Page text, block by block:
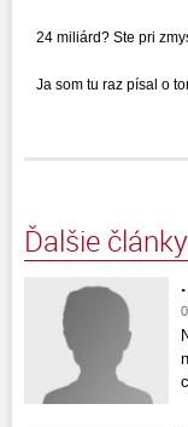
24 miliárd? Ste pri
Ja som tu raz písal o
Ďalšie